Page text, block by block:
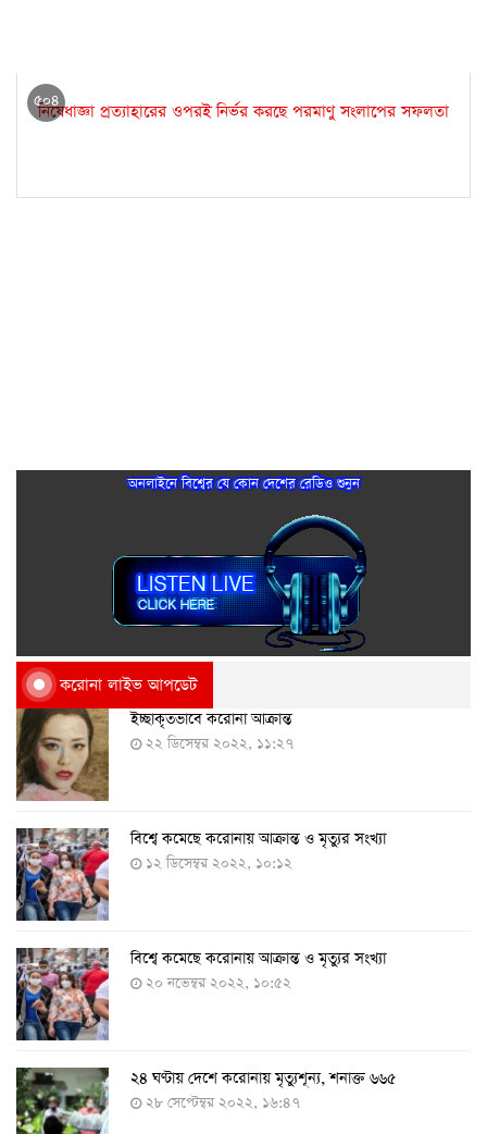
৫০৪
নিষেধাজ্ঞা প্রত্যাহারের ওপরই নির্ভর করছে পরমাণু সংলাপের সফলতা
অনলাইনে বিশ্বের যে কোন দেশের রেডিও শুনুন
করোনা লাইভ আপডেট
ইচ্ছাকৃতভাবে করোনা আক্রান্ত
২২ ডিসেম্বর ২০২২, ১১:২৭
বিশ্বে কমেছে করোনায় আক্রান্ত ও মৃত্যুর সংখ্যা
১২ ডিসেম্বর ২০২২, ১০:১২
বিশ্বে কমেছে করোনায় আক্রান্ত ও মৃত্যুর সংখ্যা
২০ নভেম্বর ২০২২, ১০:৫২
২৪ ঘণ্টায় দেশে করোনায় মৃত্যুশূন্য, শনাক্ত ৬৬৫
২৮ সেপ্টেম্বর ২০২২, ১৬:৪৭